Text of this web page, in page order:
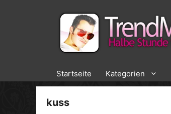
Startseite Kategorien
kuss